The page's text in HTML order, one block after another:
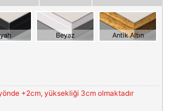
Beyaz Antik Altın
+2cm, yüksekliği 3cm olmaktadır